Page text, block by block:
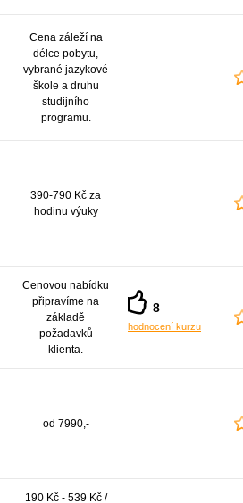
Cena záleží na
délce pobytu,
vybrané jazykové
škole a druhu
studijního
programu.
390-790 Kč za
hodinu výuky
Cenovou nabídku
připravíme na
základě
požadavků
klienta.
8
hodnocení kurzu
od 7990,-
190 Kč - 539 Kč /